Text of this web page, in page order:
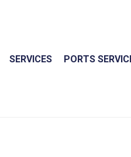
SERVICES PORTS